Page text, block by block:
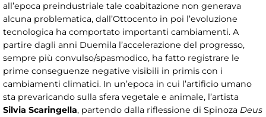
all’epoca preindustriale tale coabitazione non generava
alcuna problematica, dall’Ottocento in poi l’evoluzione
tecnologica ha comportato importanti cambiamenti. A
partire dagli anni Duemila l’accelerazione del progresso,
sempre più convulso/spasmodico, ha fatto registrare le
prime conseguenze negative visibili in primis con i
cambiamenti climatici. In un’epoca in cui l’artificio umano
sta prevaricando sulla sfera vegetale e animale, l’artista
Silvia Scaringella, partendo dalla riflessione di Spinoza Deus